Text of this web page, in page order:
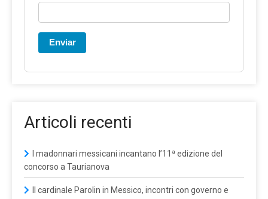
Enviar
Articoli recenti
I madonnari messicani incantano l’11ª edizione del
concorso a Taurianova
Il cardinale Parolin in Messico, incontri con governo e